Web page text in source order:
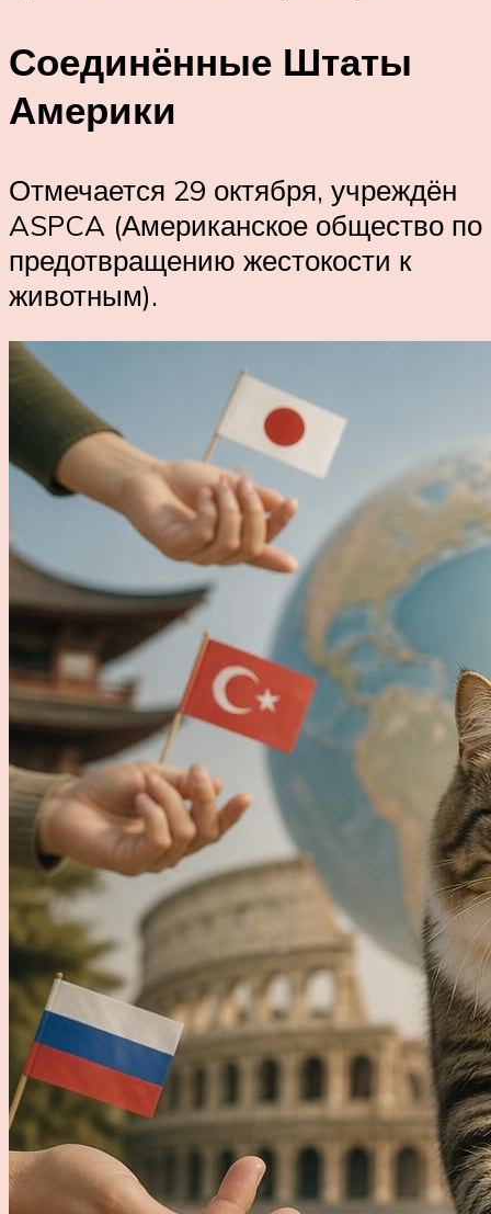
Соединённые Штаты
Америки
Отмечается 29 октября, учреждён
ASPCA (Американское общество по
предотвращению жестокости к
животным).